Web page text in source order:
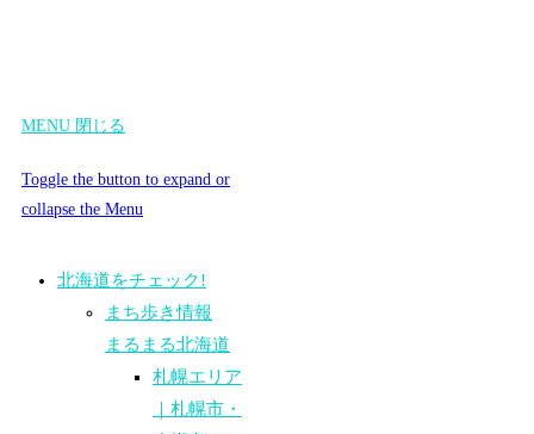
MENU 閉じる
Toggle the button to expand or
collapse the Menu
北海道をチェック!
まち歩き情報
まるまる北海道
札幌エリア
｜札幌市・